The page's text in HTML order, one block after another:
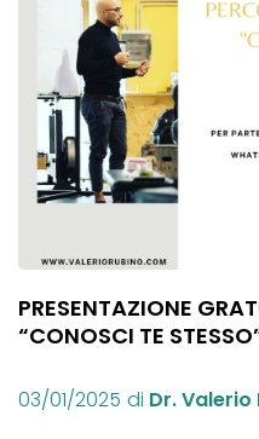
PRESENTAZIONE
“CONOSCI TE
03/01/2025 di Dr. Valerio